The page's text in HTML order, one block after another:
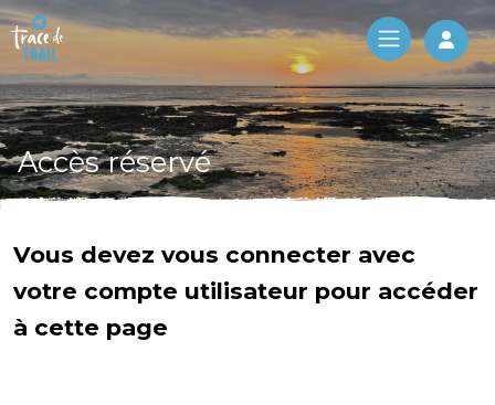
Log
Accès réservé
Vous devez vous connecter avec
votre compte utilisateur pour accéder
à cette page